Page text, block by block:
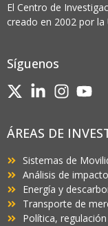
El Centro de
creado en 2002 por la
Síguenos
ÁREAS DE
Sistemas de
Análisis de
Energía y
Transporte de
Política,